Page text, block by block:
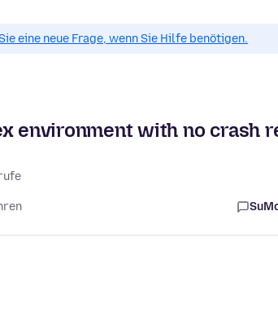
eine neue Frage, wenn Sie Hilfe benötigen.
environment with no crash